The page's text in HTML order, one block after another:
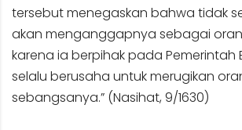
tersebut menegaskan bahwa tidak
akan menganggapnya sebagai
karena ia berpihak pada Pemerintah
selalu berusaha untuk merugikan
sebangsanya.” (Nasihat, 9/1630)